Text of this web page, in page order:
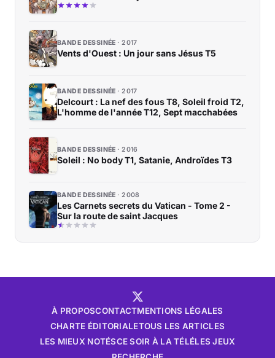
BANDE DESSINÉE 2017
Vents d'Ouest : Un jour sans Jésus T5
BANDE DESSINÉE 2017
Delcourt : La nef des fous T8, Soleil froid T2,
L'homme de l'année T12, Sept macchabées
BANDE DESSINÉE 2016
Soleil : No body T1, Satanie, Androïdes T3
BANDE DESSINÉE 2008
Les Carnets secrets du Vatican - Tome 2 -
Sur la route de saint Jacques
À PROPOSCONTACTMENTIONS LÉGALES
CHARTE ÉDITORIALETOUS LES ARTICLES
LES MIEUX NOTÉSCE SOIR À LA TÉLÉLES JEUX